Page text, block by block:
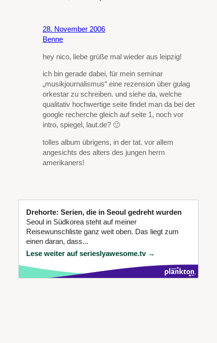
28. November 2006
Benne
hey nico, liebe grüße mal wieder aus leipzig!
ich bin gerade dabei, für mein seminar
„musikjournalismus“ eine rezension über gulag
orkestar zu schreiben. und siehe da, welche
qualitativ hochwertige seite findet man da bei der
google recherche gleich auf seite 1, noch vor
intro, spiegel, laut.de? 🙂
tolles album übrigens, in der tat. vor allem
angesichts des alters des jungen herrn
amerikaners!
Drehorte: Serien, die in Seoul gedreht wurden
Seoul in Südkorea steht auf meiner
Reisewunschliste ganz weit oben. Das liegt zum
einen daran, dass...
Lese weiter auf serieslyawesome.tv →